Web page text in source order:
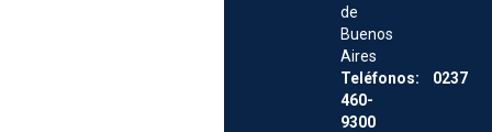
de
Buenos
Aires
Teléfonos: 0237
460-
9300